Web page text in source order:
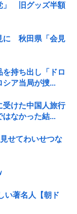
」 旧グッズ半額
に 秋田県「会見
持ち出し「ドロ
ア当局が捜...
受けた中国人旅行
なかった結...
せてわいせつな
い著名人【朝ド